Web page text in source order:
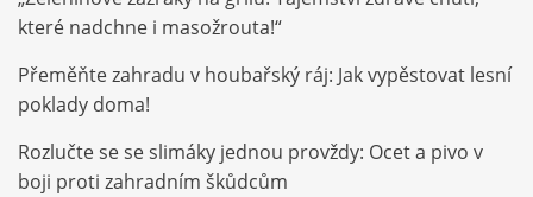
které nadchne i masožrouta!“
Přeměňte zahradu v houbařský ráj: Jak vypěstovat lesní
poklady doma!
Rozlučte se se slimáky jednou provždy: Ocet a pivo v
boji proti zahradním škůdcům